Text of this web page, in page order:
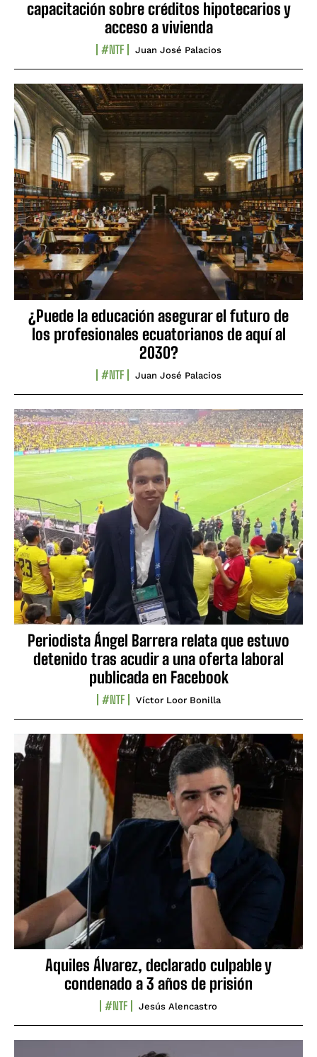
capacitación sobre créditos hipotecarios y
acceso a vivienda
#NTF Juan José Palacios
¿Puede la educación asegurar el futuro de
los profesionales ecuatorianos de aquí al
2030?
#NTF Juan José Palacios
Periodista Ángel Barrera relata que estuvo
detenido tras acudir a una oferta laboral
publicada en Facebook
#NTF Víctor Loor Bonilla
Aquiles Álvarez, declarado culpable y
condenado a 3 años de prisión
#NTF Jesús Alencastro